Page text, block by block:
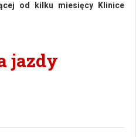
od kilku miesięcy Klinice
jazdy